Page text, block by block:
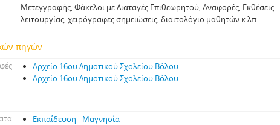
Μετεγγραφής, Φάκελοι με Διαταγές Επιθεωρητού, Αναφορές, Εκθέσεις
λειτουργίας, χειρόγραφες σημειώσεις, διαιτολόγιο μαθητών κ.λπ.
πηγών
Αρχείο 16ου Δημοτικού Σχολείου Βόλου
Αρχείο 16ου Δημοτικού Σχολείου Βόλου
Εκπαίδευση - Μαγνησία